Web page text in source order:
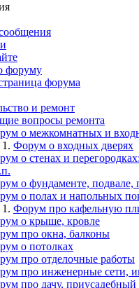
форуму
форума
и ремонт
вопросы ремонта
о межкомнатных и
Форум о входных дверях
о стенах и
о фундаменте, подвале,
о полах и напольных
Форум про кафельную
о крыше, кровле
про окна, балконы
о потолках
про отделочные работы
про инженерные сети,
про дачу, приусадебный